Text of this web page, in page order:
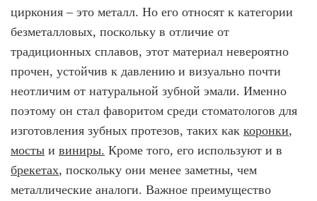
Удаление импланта зуба
Коронка на имплант
Восстановление и реставрация зубов
Отбеливание зубов
Эстетическая стоматология
циркония – это металл. Но его относят к категории
безметалловых, поскольку в отличие от
традиционных сплавов, этот материал невероятно
прочен, устойчив к давлению и визуально почти
неотличим от натуральной зубной эмали. Именно
поэтому он стал фаворитом среди стоматологов для
изготовления зубных протезов, таких как коронки,
мосты и виниры. Кроме того, его используют и в
брекетах, поскольку они менее заметны, чем
металлические аналоги. Важное преимущество